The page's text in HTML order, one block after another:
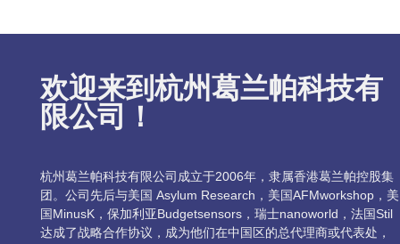
欢迎来到杭州葛兰帕科技有
限公司！
杭州葛兰帕科技有限公司成立于2006年，隶属香港葛兰帕控股集
团。公司先后与美国 Asylum Research，美国AFMworkshop，美
国MinusK，保加利亚Budgetsensors，瑞士nanoworld，法国Stil
达成了战略合作协议，成为他们在中国区的总代理商或代表处，